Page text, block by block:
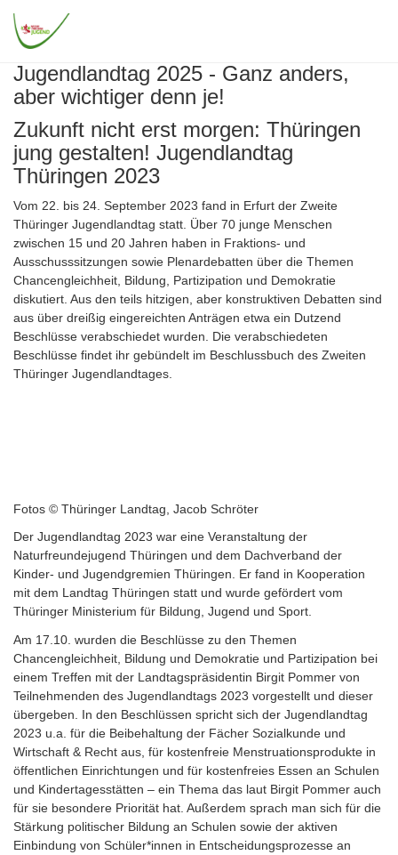
Hauptinhalt
springen
Jugendlandtag 2025 - Ganz anders,
aber wichtiger denn je!
Zukunft nicht erst morgen: Thüringen
jung gestalten! Jugendlandtag
Thüringen 2023
Vom 22. bis 24. September 2023 fand in Erfurt der Zweite
Thüringer Jugendlandtag statt. Über 70 junge Menschen
zwischen 15 und 20 Jahren haben in Fraktions- und
Ausschusssitzungen sowie Plenardebatten über die Themen
Chancengleichheit, Bildung, Partizipation und Demokratie
diskutiert. Aus den teils hitzigen, aber konstruktiven Debatten sind
aus über dreißig eingereichten Anträgen etwa ein Dutzend
Beschlüsse verabschiedet wurden. Die verabschiedeten
Beschlüsse findet ihr gebündelt im Beschlussbuch des Zweiten
Thüringer Jugendlandtages.
Fotos © Thüringer Landtag, Jacob Schröter
Der Jugendlandtag 2023 war eine Veranstaltung der
Naturfreundejugend Thüringen und dem Dachverband der
Kinder- und Jugendgremien Thüringen. Er fand in Kooperation
mit dem Landtag Thüringen statt und wurde gefördert vom
Thüringer Ministerium für Bildung, Jugend und Sport.
Am 17.10. wurden die Beschlüsse zu den Themen
Chancengleichheit, Bildung und Demokratie und Partizipation bei
einem Treffen mit der Landtagspräsidentin Birgit Pommer von
Teilnehmenden des Jugendlandtags 2023 vorgestellt und dieser
übergeben. In den Beschlüssen spricht sich der Jugendlandtag
2023 u.a. für die Beibehaltung der Fächer Sozialkunde und
Wirtschaft & Recht aus, für kostenfreie Menstruationsprodukte in
öffentlichen Einrichtungen und für kostenfreies Essen an Schulen
und Kindertagesstätten – ein Thema das laut Birgit Pommer auch
für sie besondere Priorität hat. Außerdem sprach man sich für die
Stärkung politischer Bildung an Schulen sowie der aktiven
Einbindung von Schüler*innen in Entscheidungsprozesse an